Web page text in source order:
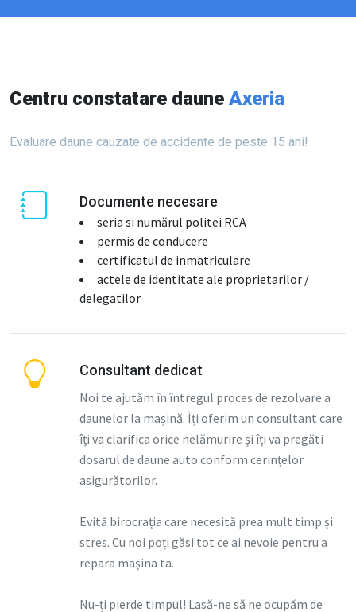
Centru constatare daune Axeria
Evaluare daune cauzate de accidente de peste 15 ani!
Documente necesare
seria si numărul politei RCA
permis de conducere
certificatul de inmatriculare
actele de identitate ale proprietarilor /
delegatilor
Consultant dedicat
Noi te ajutăm în întregul proces de rezolvare a
daunelor la mașină. Îți oferim un consultant care
îți va clarifica orice nelămurire și îți va pregăti
dosarul de daune auto conform cerințelor
asigurătorilor.
Evită birocrația care necesită prea mult timp și
stres. Cu noi poți găsi tot ce ai nevoie pentru a
repara mașina ta.
Nu-ți pierde timpul! Lasă-ne să ne ocupăm de